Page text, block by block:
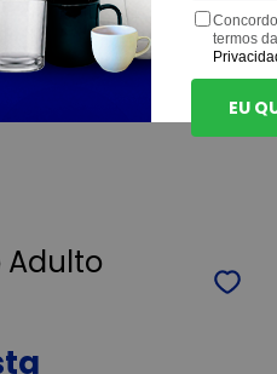
Adulto
termos
EU